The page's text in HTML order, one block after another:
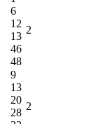
6
12
13
46
48
2
9
13
20
28
2